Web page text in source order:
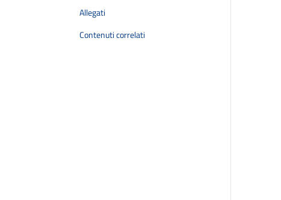
Allegati
Contenuti correlati